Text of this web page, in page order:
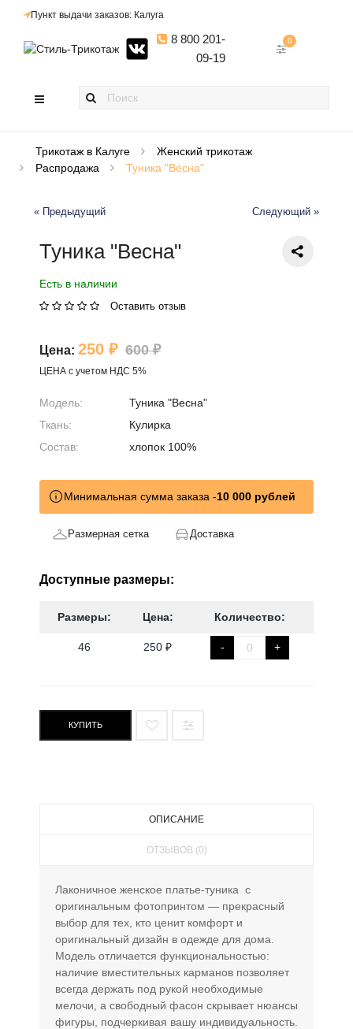
Пункт выдачи заказов: Калуга
8 800 201-
09-19
0
Трикотаж в Калуге
Женский трикотаж
Распродажа
Туника "Весна"
« Предыдущий Следующий »
Туника "Весна"
Есть в наличии
Оставить отзыв
Цена: 250 ₽ 600 ₽
ЦЕНА с учетом НДС 5%
Модель:
Туника "Весна"
Ткань:
Кулирка
Состав:
хлопок 100%
Минимальная сумма заказа -10 000 рублей
Размерная сетка Доставка
Доступные размеры:
Размеры: Цена: Количество:
46 250 ₽ - +
КУПИТЬ
ОПИСАНИЕ
ОТЗЫВОВ (0)
Лаконичное женское платье-туника с
оригинальным фотопринтом — прекрасный
выбор для тех, кто ценит комфорт и
оригинальный дизайн в одежде для дома.
Модель отличается функциональностью:
наличие вместительных карманов позволяет
всегда держать под рукой необходимые
мелочи, а свободный фасон скрывает нюансы
фигуры, подчеркивая вашу индивидуальность.